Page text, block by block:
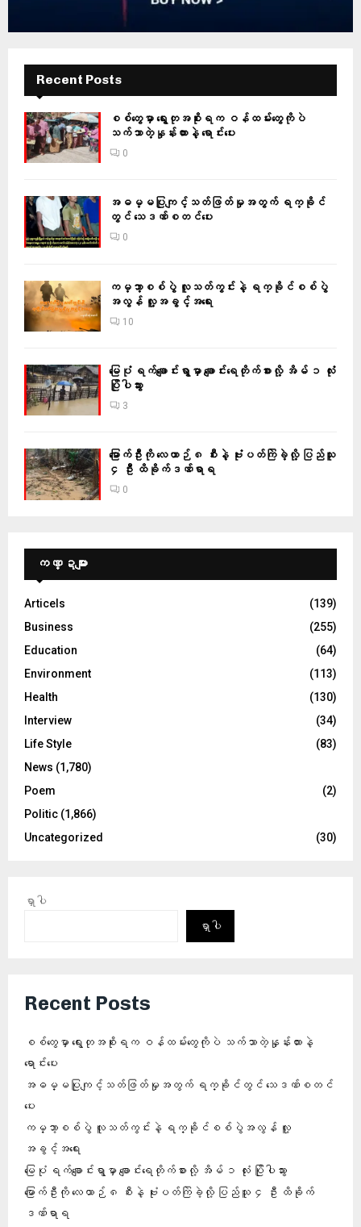
Recent Posts
စစ်တွေမှာ ရွေးတုအစိုးရက ဝန်ထမ်းတွေကိုပဲ
သက်သာတဲ့နှုန်းထားနဲ့ ရောင်းပေး
0
အဓမ္မပြုကျင့်သတ်ဖြတ်မှုအတွက် ရက္ခိုင်
တွင် သေဒဏ်စတင်ပေး
0
ကမ္ဘာ့စစ်ပွဲ လူသတ်ကွင်းနဲ့ ရက္ခိုင်စစ်ပွဲ
အလွန် လူ့အခွင့်အရေး
10
မြေပုံ ရက်ချောင်းရွာမှာ ချောင်းရေတိုက်စားလို့ အိမ် ၁ လုံး
ပြိုပါသွား
3
မြောက်ဦးကို လေယာဉ် ၈ စီးနဲ့ ဗုံးပတ်ကြဲခဲ့လို့ ပြည်သူ
၄ ဦး ထိခိုက်ဒဏ်ရာရ
0
ကဏ္ဍများ
Articels
(139)
Business
(255)
Education
(64)
Environment
(113)
Health
(130)
Interview
(34)
Life Style
(83)
News (1,780)
Poem
(2)
Politic (1,866)
Uncategorized
(30)
ရှာပါ
ရှာပါ
Recent Posts
စစ်တွေမှာ ရွေးတုအစိုးရက ဝန်ထမ်းတွေကိုပဲ သက်သာတဲ့နှုန်းထားနဲ့
ရောင်းပေး
အဓမ္မပြုကျင့်သတ်ဖြတ်မှုအတွက် ရက္ခိုင်တွင် သေဒဏ်စတင်
ပေး
ကမ္ဘာ့စစ်ပွဲ လူသတ်ကွင်းနဲ့ ရက္ခိုင်စစ်ပွဲအလွန် လူ့
အခွင့်အရေး
မြေပုံ ရက်ချောင်းရွာမှာ ချောင်းရေတိုက်စားလို့ အိမ် ၁ လုံး ပြိုပါသွား
မြောက်ဦးကို လေယာဉ် ၈ စီးနဲ့ ဗုံးပတ်ကြဲခဲ့လို့ ပြည်သူ ၄ ဦး ထိခိုက်
ဒဏ်ရာရ